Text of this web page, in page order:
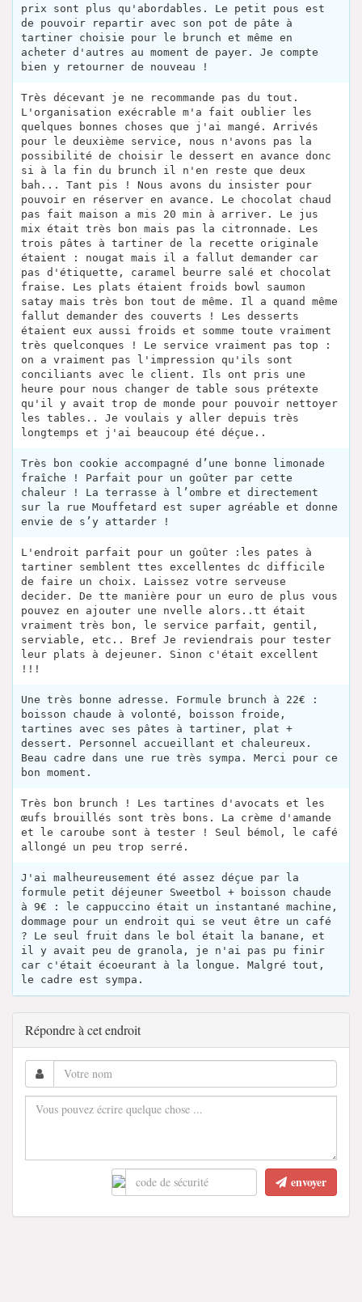
prix sont plus qu'abordables. Le petit pous est
de pouvoir repartir avec son pot de pâte à
tartiner choisie pour le brunch et même en
acheter d'autres au moment de payer. Je compte
bien y retourner de nouveau !
Très décevant je ne recommande pas du tout.
L'organisation exécrable m'a fait oublier les
quelques bonnes choses que j'ai mangé. Arrivés
pour le deuxième service, nous n'avons pas la
possibilité de choisir le dessert en avance donc
si à la fin du brunch il n'en reste que deux
bah... Tant pis ! Nous avons du insister pour
pouvoir en réserver en avance. Le chocolat chaud
pas fait maison a mis 20 min à arriver. Le jus
mix était très bon mais pas la citronnade. Les
trois pâtes à tartiner de la recette originale
étaient : nougat mais il a fallut demander car
pas d'étiquette, caramel beurre salé et chocolat
fraise. Les plats étaient froids bowl saumon
satay mais très bon tout de même. Il a quand même
fallut demander des couverts ! Les desserts
étaient eux aussi froids et somme toute vraiment
très quelconques ! Le service vraiment pas top :
on a vraiment pas l'impression qu'ils sont
conciliants avec le client. Ils ont pris une
heure pour nous changer de table sous prétexte
qu'il y avait trop de monde pour pouvoir nettoyer
les tables.. Je voulais y aller depuis très
longtemps et j'ai beaucoup été déçue..
Très bon cookie accompagné d’une bonne limonade
fraîche ! Parfait pour un goûter par cette
chaleur ! La terrasse à l’ombre et directement
sur la rue Mouffetard est super agréable et donne
envie de s’y attarder !
L'endroit parfait pour un goûter :les pates à
tartiner semblent ttes excellentes dc difficile
de faire un choix. Laissez votre serveuse
decider. De tte manière pour un euro de plus vous
pouvez en ajouter une nvelle alors..tt était
vraiment très bon, le service parfait, gentil,
serviable, etc.. Bref Je reviendrais pour tester
leur plats à dejeuner. Sinon c'était excellent
!!!
Une très bonne adresse. Formule brunch à 22€ :
boisson chaude à volonté, boisson froide,
tartines avec ses pâtes à tartiner, plat +
dessert. Personnel accueillant et chaleureux.
Beau cadre dans une rue très sympa. Merci pour ce
bon moment.
Très bon brunch ! Les tartines d'avocats et les
œufs brouillés sont très bons. La crème d'amande
et le caroube sont à tester ! Seul bémol, le café
allongé un peu trop serré.
J'ai malheureusement été assez déçue par la
formule petit déjeuner Sweetbol + boisson chaude
à 9€ : le cappuccino était un instantané machine,
dommage pour un endroit qui se veut être un café
? Le seul fruit dans le bol était la banane, et
il y avait peu de granola, je n'ai pas pu finir
car c'était écoeurant à la longue. Malgré tout,
le cadre est sympa.
Répondre à cet endroit
envoyer